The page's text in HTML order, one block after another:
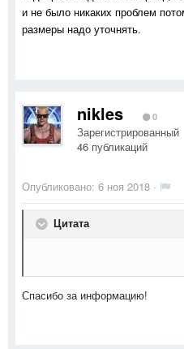
и не было никаких проблем
размеры надо уточнять.
nikles 0
Зарегистрированный
46 публикаций
Опубликовано: 6 ноя 2018 ·
Цитата
Спасибо за информацию!